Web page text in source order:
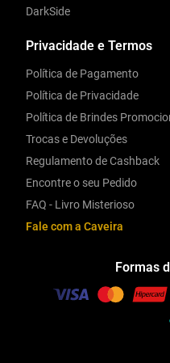
Privacidade e Termos
Política de Pagamento
Política de Privacidade
Política de Brindes
Trocas e Devoluções
Regulamento de Cashback
Encontre o seu Pedido
FAQ - Livro Misterioso
Fale com a Caveira
DarkSide
Formas